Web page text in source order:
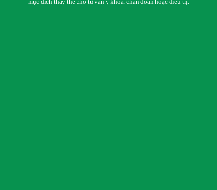
mục đích thay thế cho tư vấn y khoa, chẩn đoán hoặc điều trị.